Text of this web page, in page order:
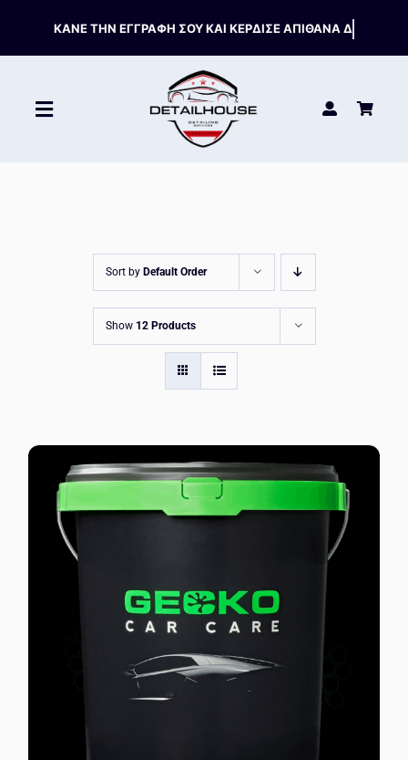
content
Toggle
ΑΞΕΣΟΥΑΡ
HOT OFFERS
Sort by Default Order
Show 12 Products